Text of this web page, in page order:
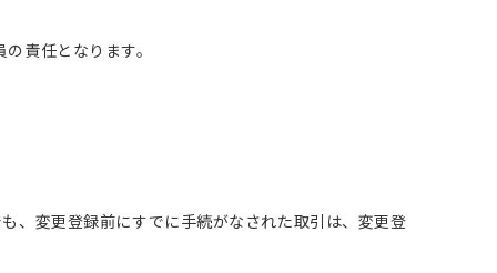
責任となります。
、変更登録前にすでに手続がなされた取引は、変更登